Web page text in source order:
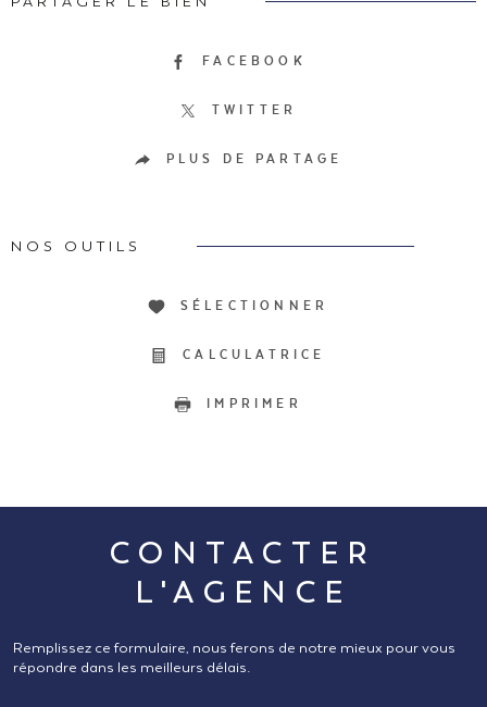
FACEBOOK
TWITTER
PLUS DE PARTAGE
NOS OUTILS
SÉLECTIONNER
CALCULATRICE
IMPRIMER
CONTACTER
L'AGENCE
Remplissez ce formulaire, nous ferons de notre mieux pour vous
répondre dans les meilleurs délais.